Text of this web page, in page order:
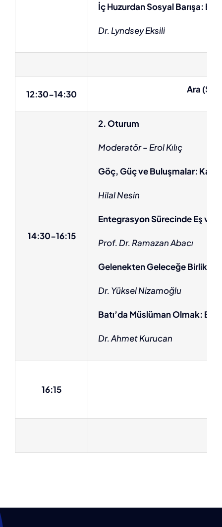
İç Huzurdan Sosyal Barışa:
Dr. Lyndsey Eksili
12:30-14:30 Ara (
14:30-16:15
2. Oturum
Moderatör – Erol Kılıç
Göç, Güç ve Buluşmalar:
Hilal Nesin
Entegrasyon Sürecinde Eş ve
Prof. Dr. Ramazan Abacı
Gelenekten Geleceğe Birlikte
Dr. Yüksel Nizamoğlu
Batı’da Müslüman Olmak:
Dr. Ahmet Kurucan
16:15